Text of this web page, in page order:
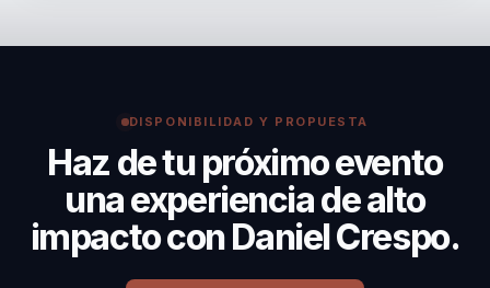
impacto duradero
adaptarse a diversas
culturas
empresariales
liderazgo y ventas con una salida clara a cohesión,
DISPONIBILIDAD Y PROPUESTA
Haz de tu próximo evento
una experiencia de alto
impacto con Daniel Crespo.